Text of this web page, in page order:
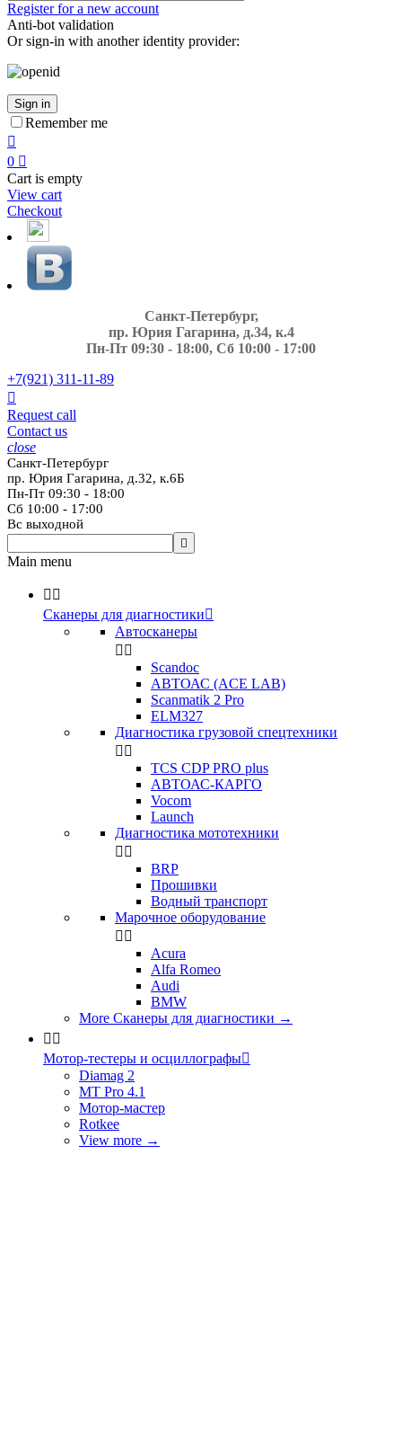
Register for a new account
Anti-bot validation
Or sign-in with another identity provider:
Sign in
Remember me

0 
Cart is empty
View cart
Checkout
Санкт-Петербург,
пр. Юрия Гагарина, д.34, к.4
Пн-Пт 09:30 - 18:00, Сб 10:00 - 17:00
+7(921) 311-11-89

Request call
Contact us
close
Санкт-Петербург
пр. Юрия Гагарина, д.32, к.6Б
Пн-Пт 09:30 - 18:00
Сб 10:00 - 17:00
Вс выходной

Main menu
 
Сканеры для диагностики
Автосканеры
 
Scandoc
АВТОАС (ACE LAB)
Scanmatik 2 Pro
ELM327
Диагностика грузовой спецтехники
 
TCS CDP PRO plus
АВТОАС-КАРГО
Vocom
Launch
Диагностика мототехники
 
BRP
Прошивки
Водный транспорт
Марочное оборудование
 
Acura
Alfa Romeo
Audi
BMW
More Сканеры для диагностики →
 
Мотор-тестеры и осциллографы
Diamag 2
MT Pro 4.1
Мотор-мастер
Rotkee
View more →